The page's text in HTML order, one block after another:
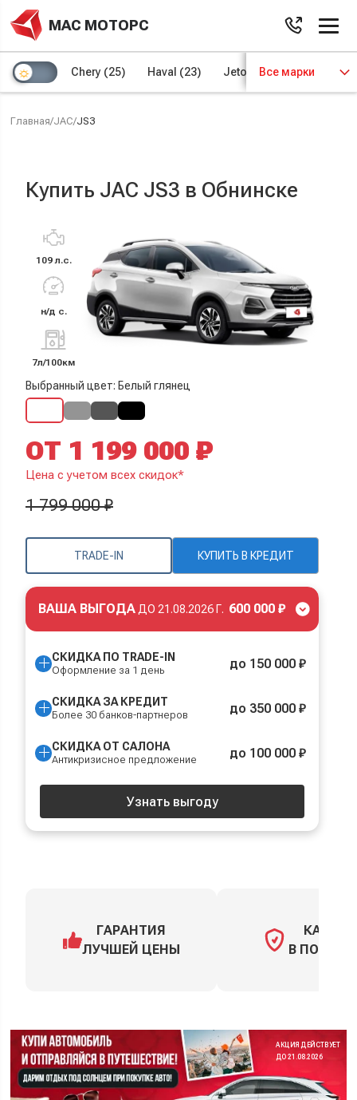
МАС МОТОРС
Chery (25) Haval (23) Jetour (8) Kaiyi (4)
Все марки
Главная/JAC/JS3
Купить JAC JS3 в Обнинске
109 л.с.
н/д с.
7л/100км
Выбранный цвет: Белый глянец
TRADE-IN КУПИТЬ В КРЕДИТ
ОТ 1 199 000 ₽
Цена с учетом всех скидок*
1 799 000 ₽
ВАША ВЫГОДА ДО 21.08.2026 Г. 600 000 ₽
СКИДКА ПО TRADE-IN
Оформление за 1 день до 150 000 ₽
СКИДКА ЗА КРЕДИТ
Более 30 банков-партнеров до 350 000 ₽
СКИДКА ОТ САЛОНА
Антикризисное предложение до 100 000 ₽
Узнать выгоду
ГАРАНТИЯ
ЛУЧШЕЙ ЦЕНЫ
КАСКО
В
АКЦИЯ ДЕЙСТВУЕТ
ДО 21.08.2026